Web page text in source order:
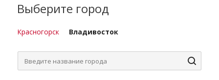
Выберите город
Красногорск Владивосток